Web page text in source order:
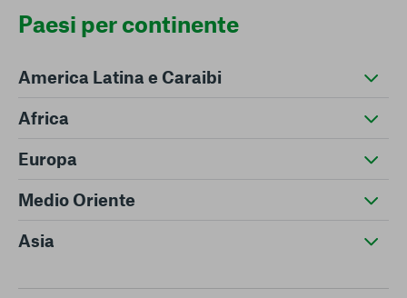
Paesi per continente
America Latina e Caraibi
Africa
Europa
Medio Oriente
Asia